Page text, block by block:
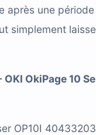
après une
simplement
OkiPage 10
OP10I 40433203